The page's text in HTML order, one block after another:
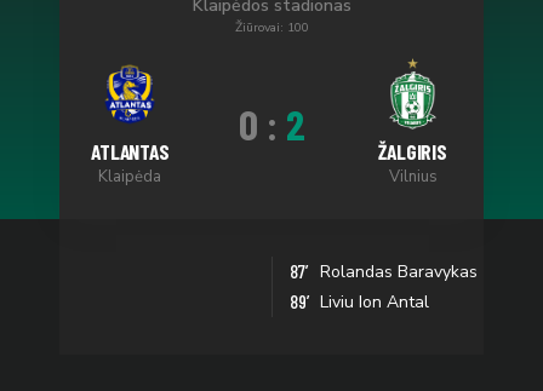
Klaipėdos stadionas
Žiūrovai: 100
ATLANTAS
Klaipėda
0 : 2
ŽALGIRIS
Vilnius
87’ Rolandas Baravykas
89’ Liviu Ion Antal